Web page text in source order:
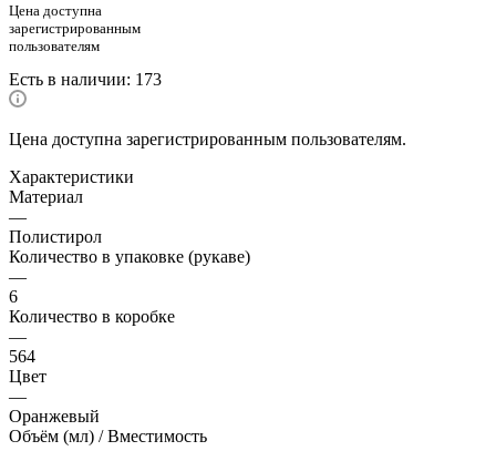
Цена доступна
зарегистрированным
пользователям
Есть в наличии: 173
Цена доступна зарегистрированным пользователям.
Характеристики
Материал
—
Полистирол
Количество в упаковке (рукаве)
—
6
Количество в коробке
—
564
Цвет
—
Оранжевый
Объём (мл) / Вместимость